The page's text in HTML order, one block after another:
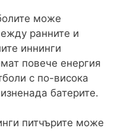
може
ранните и
иннинги
повече енергия
с по-висока
батерите.
питчърите може